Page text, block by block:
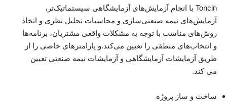
Toncin با انجام آزمایش‌های آزمایشگاهی سیستماتیک‌تر،
آزمایش‌های نیمه صنعتی‌سازی و محاسبات تحلیل نظری و اتخاذ
روش‌های مناسب با توجه به مشکلات واقعی مشتریان، برنامه‌ها
و انتخاب‌های منطقی را تعیین می‌کند.و پارامترهای خاصی را از
طریق آزمایشات آزمایشگاهی و آزمایشات نیمه صنعتی تعیین
می کند.
ساخت و ساز پروژه